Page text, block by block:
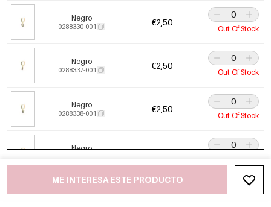
Negro
0288330-001 €2,50
Out Of Stock
Negro
0288337-001 €2,50
Out Of Stock
Negro
0288338-001 €2,50
Out Of Stock
Negro €2,50
€2,50
ME INTERESA ESTE PRODUCTO